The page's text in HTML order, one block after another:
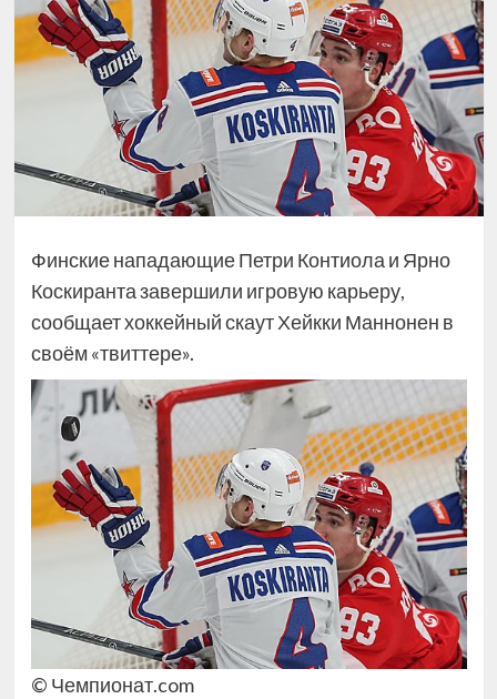
Финские нападающие Петри Контиола и Ярно
Коскиранта завершили игровую карьеру,
сообщает хоккейный скаут Хейкки Маннонен в
своём «твиттере».
© Чемпионат.com